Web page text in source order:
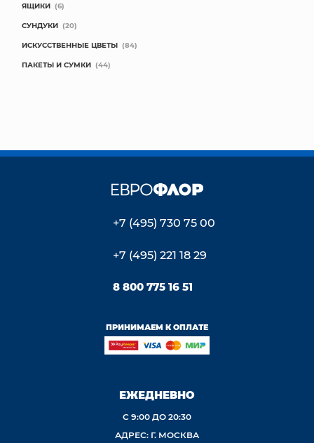
ЯЩИКИ (6)
СУНДУКИ (20)
ИСКУССТВЕННЫЕ ЦВЕТЫ (84)
ПАКЕТЫ И СУМКИ (44)
+7 (495) 730 75 00
+7 (495) 221 18 29
8 800 775 16 51
ПРИНИМАЕМ К ОПЛАТЕ
ЕЖЕДНЕВНО
С 9:00 ДО 20:30
АДРЕС: Г. МОСКВА